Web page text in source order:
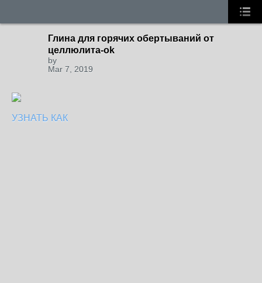
Глина для горячих обертываний от
целлюлита-ok
by
Mar 7, 2019
УЗНАТЬ КАК